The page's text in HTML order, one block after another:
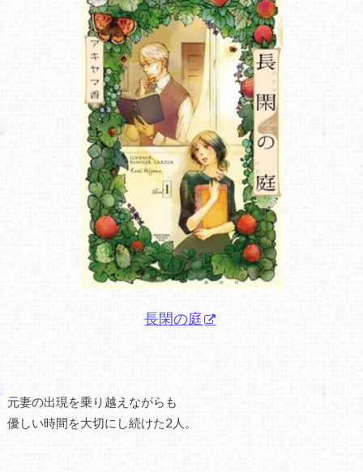
長閑の庭
元妻の出現を乗り越えながらも
優しい時間を大切にし続けた2人。